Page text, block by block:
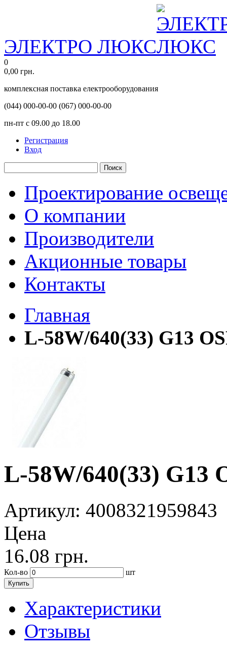
ЭЛЕКТРО ЛЮКС
0
0,00 грн.
комплексная поставка електрооборудования
(044) 000-00-00 (067) 000-00-00
пн-пт с 09.00 до 18.00
Регистрация
Вход
Поиск
Проектирование
О компании
Производители
Акционные товары
Контакты
Главная
L-58W/640(33) G13
L-58W/640(33) G13
Артикул: 4008321959843
Цена
16.08 грн.
Кол-во шт
Купить
Характеристики
Отзывы